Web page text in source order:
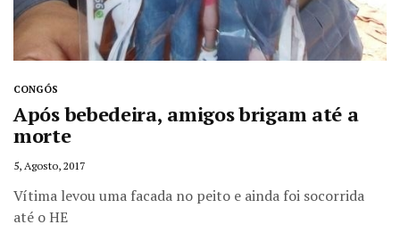
CONGÓS
Após bebedeira, amigos brigam até a
morte
5, Agosto, 2017
Vítima levou uma facada no peito e ainda foi socorrida
até o HE